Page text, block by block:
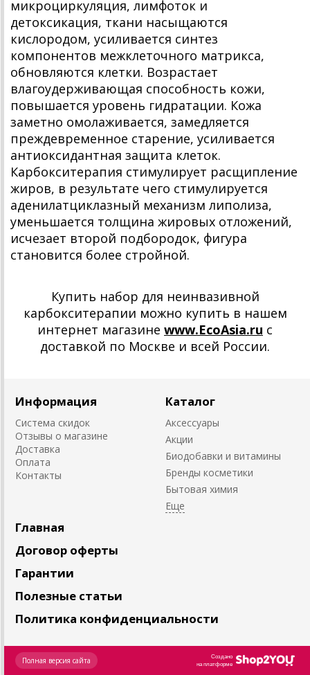
микроциркуляция, лимфоток и
детоксикация, ткани насыщаются
кислородом, усиливается синтез
компонентов межклеточного матрикса,
обновляются клетки. Возрастает
влагоудерживающая способность кожи,
повышается уровень гидратации. Кожа
заметно омолаживается, замедляется
преждевременное старение, усиливается
антиоксидантная защита клеток.
Карбокситерапия стимулирует расщипление
жиров, в результате чего стимулируется
аденилатциклазный механизм липолиза,
уменьшается толщина жировых отложений,
исчезает второй подбородок, фигура
становится более стройной.
Купить набор для неинвазивной
карбокситерапии можно купить в нашем
интернет магазине www.EcoAsia.ru с
доставкой по Москве и всей России.
Информация
Система скидок
Отзывы о магазине
Доставка
Оплата
Контакты
Каталог
Аксессуары
Акции
Биодобавки и витамины
Бренды косметики
Бытовая химия
Главная
Договор оферты
Гарантии
Полезные статьи
Политика конфиденциальности
Создано
на платформе
Полная версия сайта